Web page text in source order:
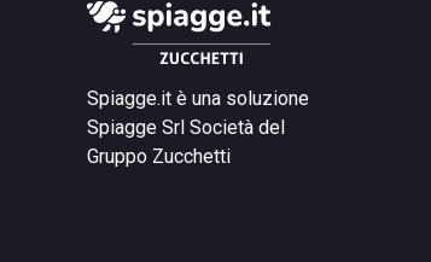
Spiagge.it è una soluzione
Spiagge Srl Società del
Gruppo Zucchetti